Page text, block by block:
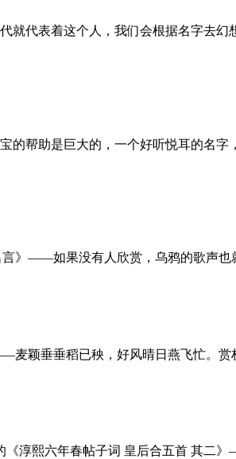
代表着这个人，我们会根据名字去幻
帮助是巨大的，一个好听悦耳的名
言》——如果没有人欣赏，乌鸦的歌声
麦颖垂垂稻已秧，好风晴日燕飞忙。
《淳熙六年春帖子词 皇后合五首 其二